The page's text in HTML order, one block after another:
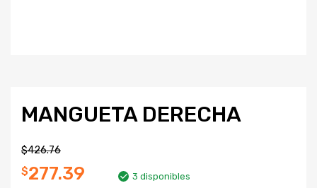
MANGUETA DERECHA
$426.76
$277.39 3 disponibles